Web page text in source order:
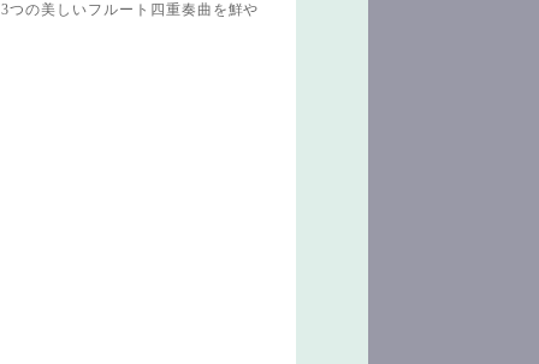
つの美しいフルート四重奏曲を鮮や